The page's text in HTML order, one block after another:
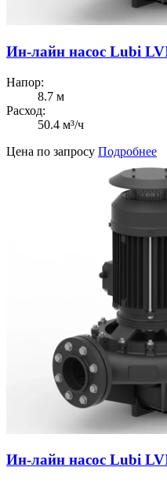
Ин-лайн насос Lubi
Напор:
8.7 м
Расход:
50.4 м³/ч
Цена по запросу Подробнее
Ин-лайн насос Lubi